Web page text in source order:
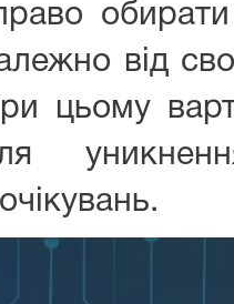
від
цьому